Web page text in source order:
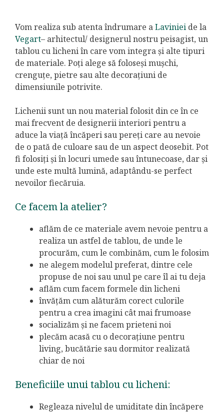
Vom realiza sub atenta îndrumare aLaviniei de la
Vegart– arhitectul/ designerul nostru peisagist, un
tablou cu licheni în care vom integra și alte tipuri
de materiale. Poți alege să foloseși mușchi,
crenguțe, pietre sau alte decorațiuni de
dimensiunile potrivite.
Lichenii sunt un nou material folosit din ce în ce
mai frecvent de designerii interiori pentru a
aduce la viață încăperi sau pereți care au nevoie
de o pată de culoare sau de un aspect deosebit. Pot
fi folosiți și în locuri umede sau întunecoase, dar și
unde este multă lumină, adaptându-se perfect
nevoilor fiecăruia.
Ce facem la atelier?
aflăm de ce materiale avem nevoie pentru a
realiza un astfel de tablou, de unde le
procurăm, cum le combinăm, cum le folosim
ne alegem modelul preferat, dintre cele
propuse de noi sau unul pe care îl ai tu deja
aflăm cum facem formele din licheni
învățăm cum alăturăm corect culorile
pentru a crea imagini cât mai frumoase
socializăm și ne facem prieteni noi
plecăm acasă cu o decorațiune pentru
living, bucătărie sau dormitor realizată
chiar de noi
Beneficiile unui tablou cu licheni:
Regleaza nivelul de umiditate din încăpere